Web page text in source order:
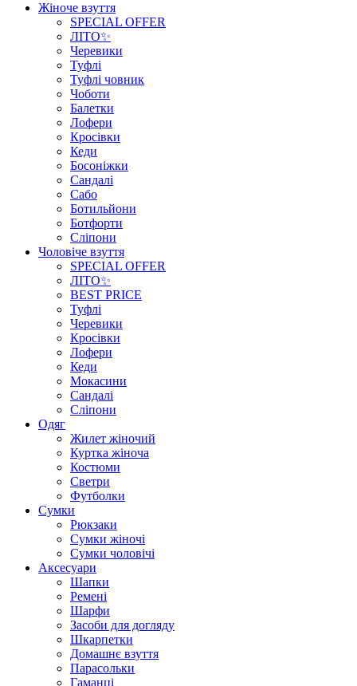
Жіноче взуття
SPECIAL OFFER
ЛІТО✨
Черевики
Туфлі
Туфлі човник
Чоботи
Балетки
Лофери
Кросівки
Кеди
Босоніжки
Сандалі
Сабо
Ботильйони
Ботфорти
Сліпони
Чоловіче взуття
SPECIAL OFFER
ЛІТО✨
BEST PRICE
Туфлі
Черевики
Кросівки
Лофери
Кеди
Мокасини
Сандалі
Сліпони
Одяг
Жилет жіночий
Куртка жіноча
Костюми
Светри
Футболки
Сумки
Рюкзаки
Сумки жіночі
Сумки чоловічі
Аксеcуари
Шапки
Ремені
Шарфи
Засоби для догляду
Шкарпетки
Домашнє взуття
Парасольки
Гаманці